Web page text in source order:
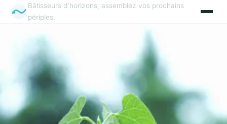
Bâtisseurs d'horizons, assemblez vos prochains
périples.